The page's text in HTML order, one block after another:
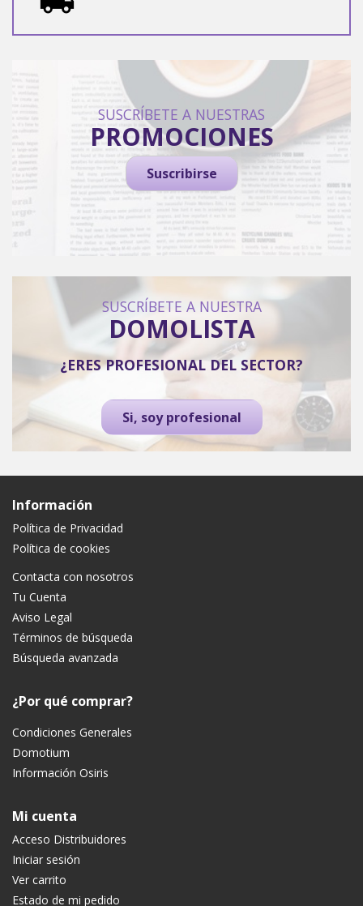
SUSCRÍBETE A NUESTRAS
PROMOCIONES
Suscribirse
SUSCRÍBETE A NUESTRA
DOMOLISTA
¿ERES PROFESIONAL DEL SECTOR?
Si, soy profesional
Información
Política de Privacidad
Política de cookies
Contacta con nosotros
Tu Cuenta
Aviso Legal
Términos de búsqueda
Búsqueda avanzada
¿Por qué comprar?
Condiciones Generales
Domotium
Información Osiris
Mi cuenta
Acceso Distribuidores
Iniciar sesión
Ver carrito
Estado de mi pedido